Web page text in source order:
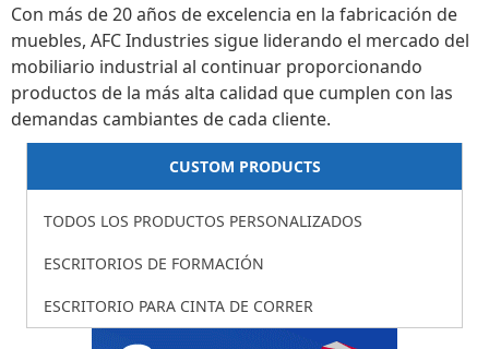
CUSTOM PRODUCTS
TODOS LOS PRODUCTOS PERSONALIZADOS
ESCRITORIOS DE FORMACIÓN
ESCRITORIO PARA CINTA DE CORRER
Con más de 20 años de excelencia en la fabricación de
muebles, AFC Industries sigue liderando el mercado del
mobiliario industrial al continuar proporcionando
productos de la más alta calidad que cumplen con las
demandas cambiantes de cada cliente.